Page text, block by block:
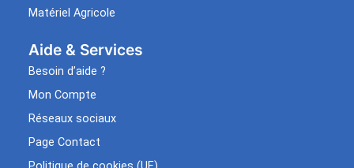
Matériel Agricole
Aide & Services​
Besoin d’aide ?
Mon Compte
Réseaux sociaux
Page Contact